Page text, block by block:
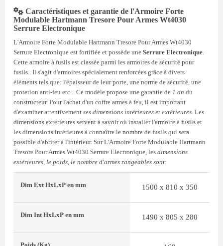
Caractéristiques et garantie de l'Armoire Forte
Modulable Hartmann Tresore Pour Armes Wt4030
Serrure Electronique
L'Armoire Forte Modulable Hartmann Tresore Pour Armes Wt4030
Serrure Electronique est fortifiée et possède une Serrure Electronique.
Cette armoire à fusils est classée parmi les armoires de sécurité pour
fusils.. Il s'agit d'armoires spécialement renforcées grâce à divers
éléments tels que: l'épaisseur de leur porte, une norme de sécurité, une
protetion anti-feu etc... Ce modèle propose une garantie de 1 an du
constructeur. Pour l'achat d'un coffre armes à feu, il est important
d'examiner attentivement ses dimensions intérieures et extérieures. Les
dimensions extérieures servent à savoir où installer l'armoire à fusils et
les dimensions intérieures à connaître le nombre de fusils qui sera
possible d'abriter à l'intérieur. Sur L'Armoire Forte Modulable Hartmann
Tresore Pour Armes Wt4030 Serrure Electronique, les dimensions
extérieures, le poids, le nombre d'armes rangeables sont:
Dim Ext HxLxP en mm 1500 x 810 x 350
Dim Int HxLxP en mm 1490 x 805 x 280